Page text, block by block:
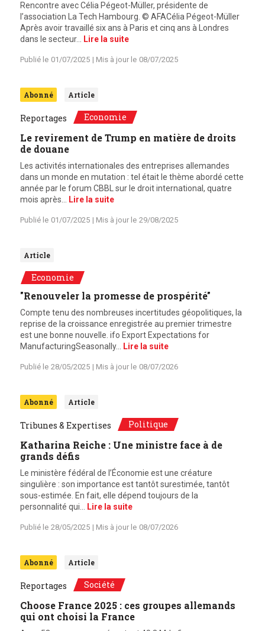
Rencontre avec Célia Pégeot-Müller, présidente de
l’association La Tech Hambourg. © AFACélia Pégeot-Müller
Après avoir travaillé six ans à Paris et cinq ans à Londres
dans le secteur…
Lire la suite
Publié le 01/07/2025 | Mis à jour le 08/07/2025
Abonné Article
Reportages Economie
Le revirement de Trump en matière de droits
de douane
Les activités internationales des entreprises allemandes
dans un monde en mutation : tel était le thème abordé cette
année par le forum CBBL sur le droit international, quatre
mois après…
Lire la suite
Publié le 01/07/2025 | Mis à jour le 29/08/2025
Article
Economie
"Renouveler la promesse de prospérité"
Compte tenu des nombreuses incertitudes géopolitiques, la
reprise de la croissance enregistrée au premier trimestre
est une bonne nouvelle. ifo Export Expectations for
ManufacturingSeasonally…
Lire la suite
Publié le 28/05/2025 | Mis à jour le 08/07/2026
Abonné Article
Tribunes & Expertises Politique
Katharina Reiche : Une ministre face à de
grands défis
Le ministère fédéral de l’Économie est une créature
singulière : son importance est tantôt surestimée, tantôt
sous-estimée. En fait, elle dépend toujours de la
personnalité qui…
Lire la suite
Publié le 28/05/2025 | Mis à jour le 08/07/2026
Abonné Article
Reportages Société
Choose France 2025 : ces groupes allemands
qui ont choisi la France